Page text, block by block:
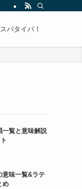
パタイパ！
一覧と意味解説
意味一覧&ラテ
め